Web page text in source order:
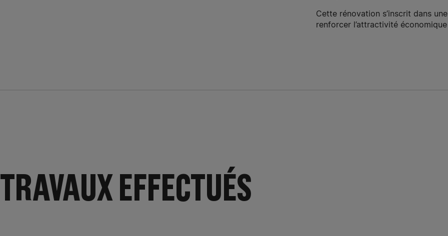
Cette rénovation s’inscrit dans
renforcer l’attractivité
TRAVAUX EFFECTUÉS